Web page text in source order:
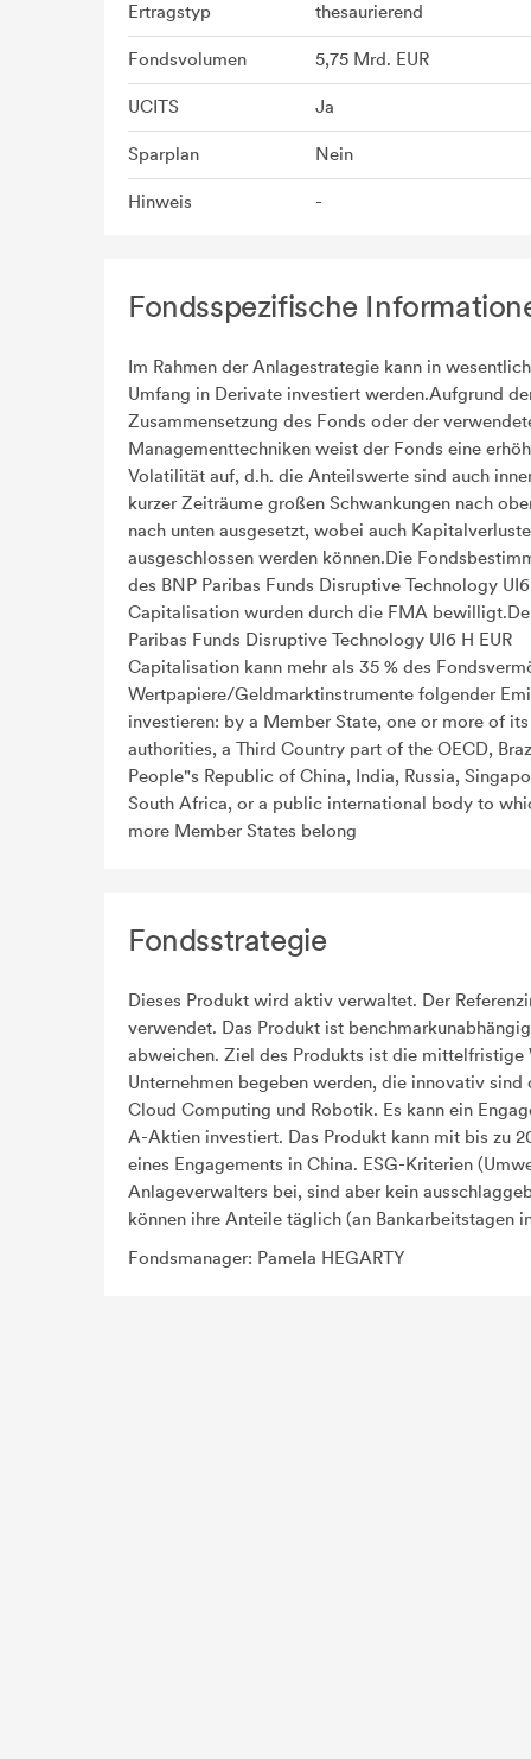
Ertragstyp thesaurierend
Fondsvolumen 5,75 Mrd. EUR
UCITS Ja
Sparplan Nein
Hinweis -
Fondsspezifische
Im Rahmen der Anlagestrategie kann in
Umfang in Derivate investiert werden.Aufgrund
Zusammensetzung des Fonds oder der
Managementtechniken weist der Fonds eine
Volatilität auf, d.h. die Anteilswerte sind auch
kurzer Zeiträume großen Schwankungen nach
nach unten ausgesetzt, wobei auch
ausgeschlossen werden können.Die
des BNP Paribas Funds Disruptive Technology UI6
Capitalisation wurden durch die FMA
Paribas Funds Disruptive Technology UI6 H EUR
Capitalisation kann mehr als 35 % des
Wertpapiere/Geldmarktinstrumente folgender
investieren: by a Member State, one or more of
authorities, a Third Country part of the OECD,
People"s Republic of China, India, Russia,
South Africa, or a public international body to
more Member States belong
Fondsstrategie
Dieses Produkt wird aktiv verwaltet. Der
verwendet. Das Produkt ist
abweichen. Ziel des Produkts ist die
Unternehmen begeben werden, die innovativ
Cloud Computing und Robotik. Es kann ein
A-Aktien investiert. Das Produkt kann mit bis zu
eines Engagements in China. ESG-Kriterien
Anlageverwalters bei, sind aber kein
können ihre Anteile täglich (an Bankarbeitstagen
Fondsmanager: Pamela HEGARTY